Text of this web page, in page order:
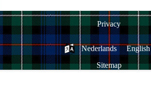
Privacy
Nederlands
English
Sitemap